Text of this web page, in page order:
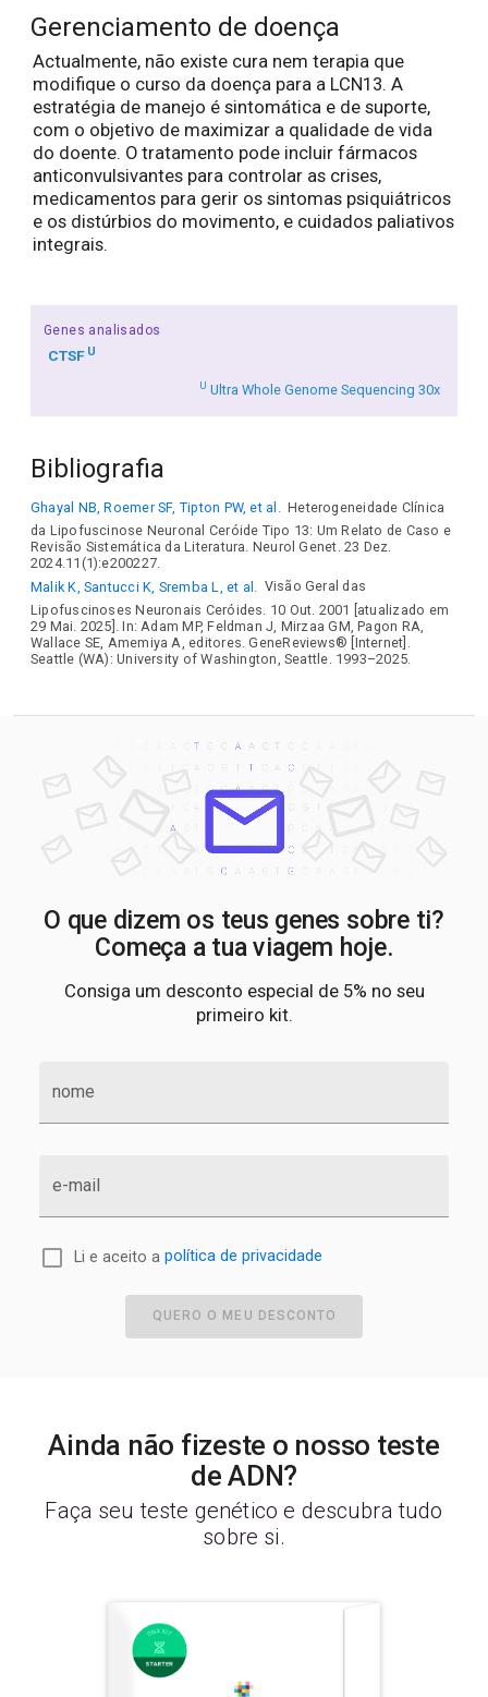
Gerenciamento de doença
Actualmente, não existe cura nem terapia que
modifique o curso da doença para a LCN13. A
estratégia de manejo é sintomática e de suporte,
com o objetivo de maximizar a qualidade de vida
do doente. O tratamento pode incluir fármacos
anticonvulsivantes para controlar as crises,
medicamentos para gerir os sintomas psiquiátricos
e os distúrbios do movimento, e cuidados paliativos
integrais.
Genes analisados
CTSF U
U Ultra Whole Genome Sequencing 30x
Bibliografia
Ghayal NB, Roemer SF, Tipton PW, et al. Heterogeneidade Clínica
da Lipofuscinose Neuronal Ceróide Tipo 13: Um Relato de Caso e
Revisão Sistemática da Literatura. Neurol Genet. 23 Dez.
2024.11(1):e200227.
Malik K, Santucci K, Sremba L, et al.
Visão Geral das
Lipofuscinoses Neuronais Ceróides. 10 Out. 2001 [atualizado em
29 Mai. 2025]. In: Adam MP, Feldman J, Mirzaa GM, Pagon RA,
Wallace SE, Amemiya A, editores. GeneReviews® [Internet].
Seattle (WA): University of Washington, Seattle. 1993–2025.
O que dizem os teus genes sobre ti?
Começa a tua viagem hoje.
Consiga um desconto especial de 5% no seu
primeiro kit.
nome
e-mail
Li e aceito a política de privacidade
QUERO O MEU DESCONTO
Ainda não fizeste o nosso teste
de ADN?
Faça seu teste genético e descubra tudo
sobre si.